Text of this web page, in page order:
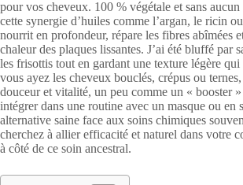
pour vos cheveux. 100 % végétale et sans
cette synergie d’huiles comme l’argan, le ricin
nourrit en profondeur, répare les fibres abîmées
chaleur des plaques lissantes. J’ai été bluffé par
les frisottis tout en gardant une texture légère qui
vous ayez les cheveux bouclés, crépus ou
douceur et vitalité, un peu comme un « booster
intégrer dans une routine avec un masque ou en
alternative saine face aux soins chimiques
cherchez à allier efficacité et naturel dans votre
à côté de ce soin ancestral.